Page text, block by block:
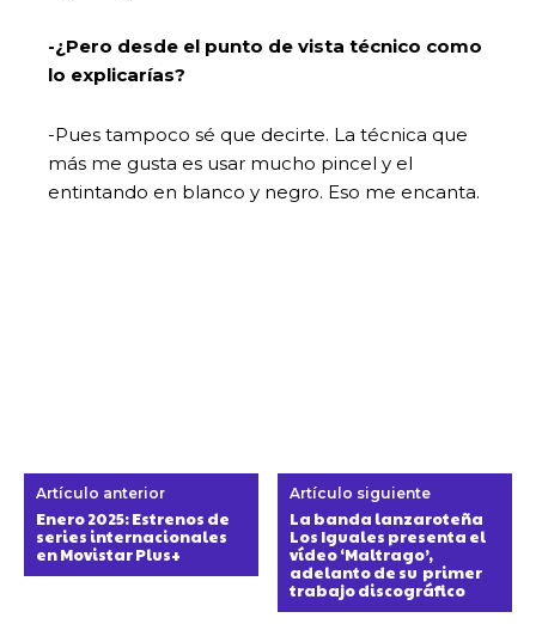
-¿Pero desde el punto de vista técnico como
lo explicarías?
-Pues tampoco sé que decirte. La técnica que
más me gusta es usar mucho pincel y el
entintando en blanco y negro. Eso me encanta.
Artículo anterior
Enero 2025: Estrenos de
series internacionales
en Movistar Plus+
Artículo siguiente
La banda lanzaroteña
Los Iguales presenta el
vídeo ‘Maltrago’,
adelanto de su primer
trabajo discográfico